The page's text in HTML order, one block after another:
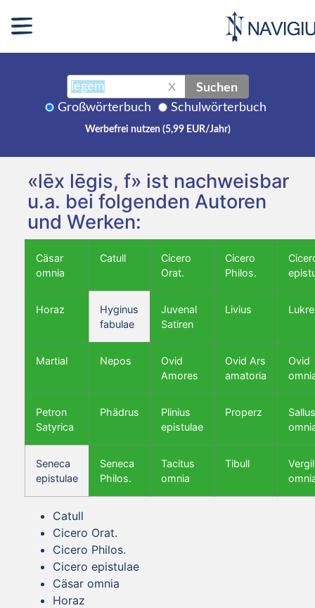
X Suchen
Großwörterbuch Schulwörterbuch
Werbefrei nutzen (5,99 EUR/Jahr)
«lēx lēgis, f» ist nachweisbar
u.a. bei folgenden Autoren
und Werken:
Cäsar
omnia
Catull
Cicero
Orat.
Cicero
Philos.
Horaz
Hyginus
fabulae
Juvenal
Satiren
Livius
Martial Nepos
Ovid
Amores
Ovid Ars
amatoria
Ovid
Petron
Satyrica
Phädrus
Plinius
epistulae
Properz
Seneca
epistulae
Seneca
Philos.
Tacitus
omnia
Tibull
Vergil
Catull
Cicero Orat.
Cicero Philos.
Cicero epistulae
Cäsar omnia
Horaz